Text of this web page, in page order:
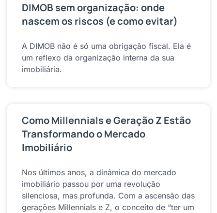
DIMOB sem organização: onde
nascem os riscos (e como evitar)
A DIMOB não é só uma obrigação fiscal. Ela é
um reflexo da organização interna da sua
imobiliária.
Como Millennials e Geração Z Estão
Transformando o Mercado
Imobiliário
Nos últimos anos, a dinâmica do mercado
imobiliário passou por uma revolução
silenciosa, mas profunda. Com a ascensão das
gerações Millennials e Z, o conceito de “ter um